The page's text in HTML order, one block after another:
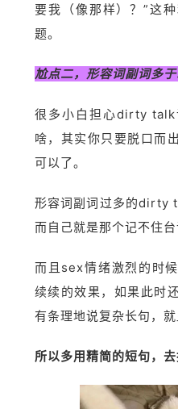
要我（像那样）？”这
题。
尬点二，形容词副词多
很多小白担心dirty talk
啥，其实你只要脱口而
可以了。
形容词副词过多的dirty
而自己就是那个记不住台
而且sex情绪激烈的时
续续的效果，如果此时
有条理地说复杂长句，就
所以多用精简的短句，